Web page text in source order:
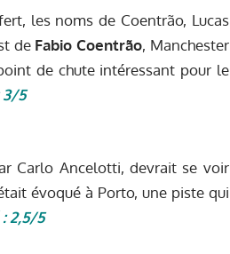
les noms de Coentrão, Lucas
de Fabio Coentrão, Manchester
de chute intéressant pour le
3/5
Carlo Ancelotti, devrait se voir
évoqué à Porto, une piste qui
2,5/5